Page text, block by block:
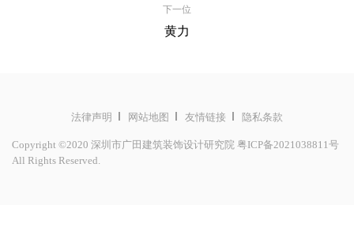
深圳华润中心万象城一二三期装修改造工程室内设计
昆明海天酒店室内设计
下一位
黄力
法律声明 网站地图 友情链接 隐私条款
Copyright ©2020 深圳市广田建筑装饰设计研究院 粤ICP备2021038811号
All Rights Reserved.